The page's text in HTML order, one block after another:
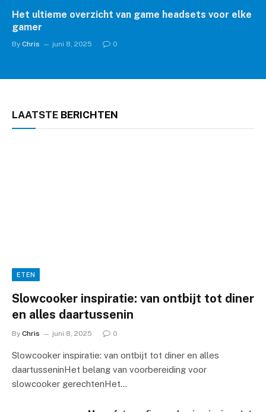
Het ultieme overzicht van game headsets voor elke
gamer
By Chris juni 8, 2025 0
LAATSTE BERICHTEN
ETEN
Slowcooker inspiratie: van ontbijt tot diner
en alles daartussenin
By Chris juni 8, 2025 0
Slowcooker inspiratie: van ontbijt tot diner en alles
daartusseninHet belang van voorbereiding voor
slowcooker gerechtenHet…